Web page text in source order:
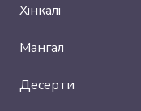
Хінкалі
Мангал
Десерти